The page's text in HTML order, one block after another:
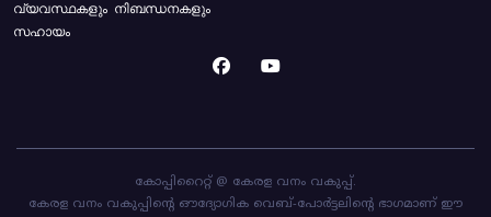
വ്യവസ്ഥകളും നിബന്ധനകളും
സഹായം
കോപ്പിറൈറ്റ് @ കേരള വനം വകുപ്പ്.
കേരള വനം വകുപ്പിന്റെ ഔദ്യോഗിക വെബ്-പോർട്ടലിന്റെ ഭാഗമാണ് ഈ